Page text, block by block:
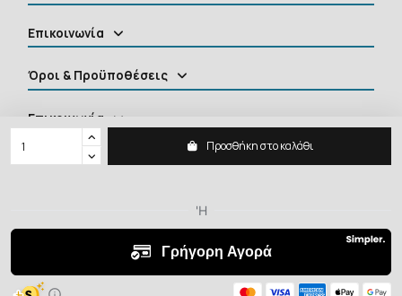
Προσθήκη στο καλάθι
Επικοινωνία
Όροι & Προϋποθέσεις
Επικοινωνία
2026 ©MYBRANDSHOES
Shoes, Clothing, Accessories